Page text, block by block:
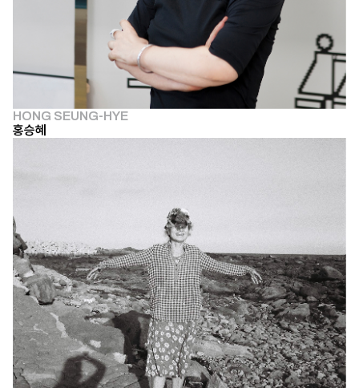
HONG SEUNG-HYE
홍승혜